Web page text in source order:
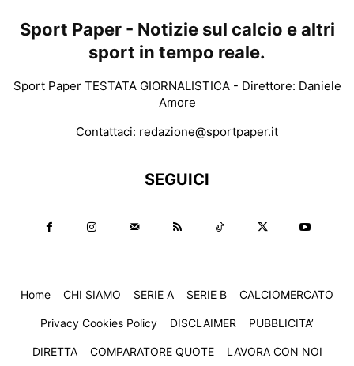
Sport Paper - Notizie sul calcio e altri
sport in tempo reale.
Sport Paper TESTATA GIORNALISTICA - Direttore: Daniele
Amore
Contattaci: redazione@sportpaper.it
SEGUICI
Home CHI SIAMO SERIE A SERIE B CALCIOMERCATO
Privacy Cookies Policy DISCLAIMER PUBBLICITA’
DIRETTA COMPARATORE QUOTE LAVORA CON NOI